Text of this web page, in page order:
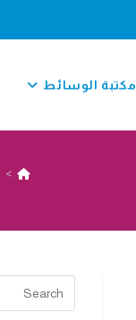
مكتبة الوسائط
>